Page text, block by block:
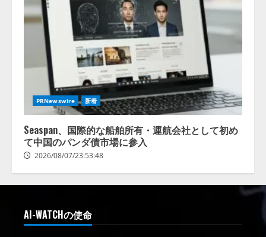
PRNewswire 新着
Seaspan、国際的な船舶所有・運航会社として初め
て中国のパンダ債市場に参入
2026/08/07/23:53:48
AI-WATCHの使命